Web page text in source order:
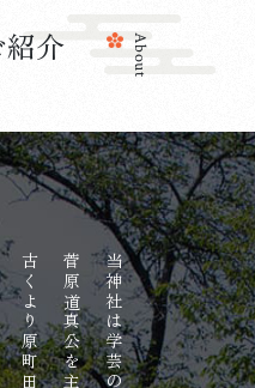
鎮守の杜のご紹介 About